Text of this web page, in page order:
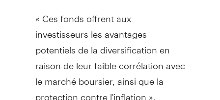
« Ces fonds offrent aux
investisseurs les avantages
potentiels de la diversification en
raison de leur faible corrélation avec
le marché boursier, ainsi que la
protection contre l'inflation »,